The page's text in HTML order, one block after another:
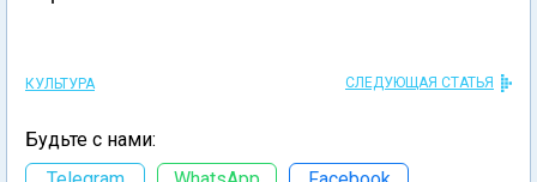
КУЛЬТУРА СЛЕДУЮЩАЯ СТАТЬЯ
Будьте с нами: